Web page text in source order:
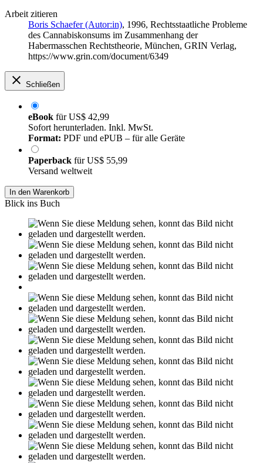
Arbeit zitieren
Boris Schaefer (Autor:in), 1996, Rechtsstaatliche Probleme
des Cannabiskonsums im Zusammenhang der
Habermasschen Rechtstheorie, München, GRIN Verlag,
https://www.grin.com/document/6349
Schließen
eBook fürUS$ 42,99
Sofort herunterladen. Inkl. MwSt.
Format: PDF und ePUB – für alle Geräte
Paperback fürUS$ 55,99
Versand weltweit
In den Warenkorb
Blick ins Buch